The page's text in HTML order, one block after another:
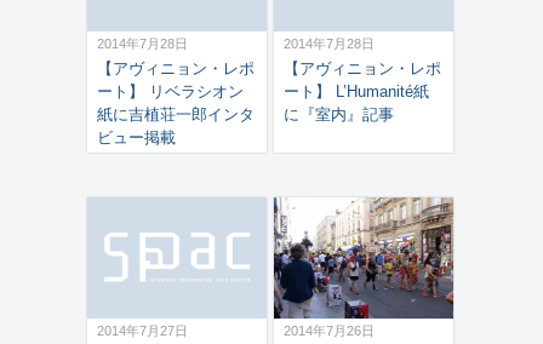
2014年7月28日
【アヴィニョン・レポ
ート】 リベラシオン
紙に吉植荘一郎インタ
ビュー掲載
2014年7月28日
【アヴィニョン・レポ
ート】 L’Humanité紙
に『室内』記事
2014年7月27日 2014年7月26日